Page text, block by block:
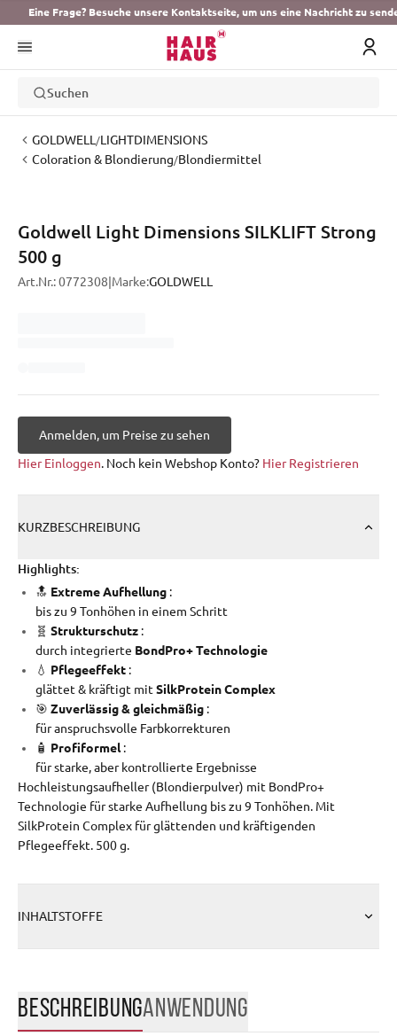
Eine Frage? Besuche unsere Kontaktseite, um uns eine Nachricht zu
Suchen
GOLDWELL /LIGHTDIMENSIONS
Coloration & Blondierung/Blondiermittel
Goldwell Light Dimensions SILKLIFT Strong
500 g
Art.Nr.:0772308 Marke:GOLDWELL
Anmelden, um Preise zu sehen
Hier Einloggen. Noch kein Webshop Konto? Hier Registrieren
KURZBESCHREIBUNG
Highlights:
🔝 Extreme Aufhellung :
bis zu 9 Tonhöhen in einem Schritt
🧬 Strukturschutz :
durch integrierte BondPro+ Technologie
💧 Pflegeeffekt :
glättet & kräftigt mit SilkProtein Complex
🎯 Zuverlässig & gleichmäßig :
für anspruchsvolle Farbkorrekturen
🧴 Profiformel:
für starke, aber kontrollierte Ergebnisse
Hochleistungsaufheller (Blondierpulver) mit BondPro+
Technologie für starke Aufhellung bis zu 9 Tonhöhen. Mit
SilkProtein Complex für glättenden und kräftigenden
Pflegeeffekt. 500 g.
INHALTSTOFFE
BESCHREIBUNGANWENDUNG